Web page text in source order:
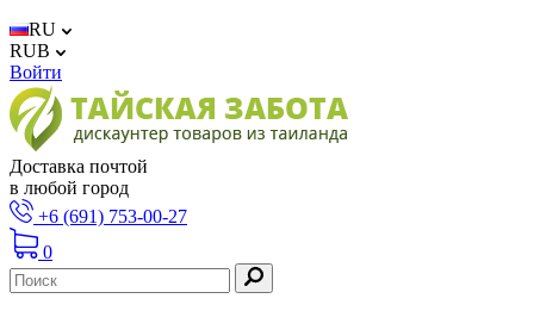
RU
RUB
Войти
Доставка почтой
в любой город
+6 (691) 753-00-27
0